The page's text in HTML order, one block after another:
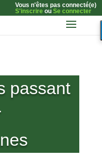
Vous n'êtes pas connecté(e)
S'inscrireou Se connecter
passant